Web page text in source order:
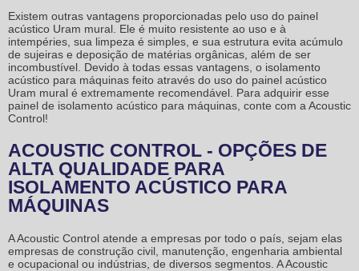
Existem outras vantagens proporcionadas pelo uso do painel
acústico Uram mural. Ele é muito resistente ao uso e à
intempéries, sua limpeza é simples, e sua estrutura evita acúmulo
de sujeiras e deposição de matérias orgânicas, além de ser
incombustível. Devido à todas essas vantagens, o isolamento
acústico para máquinas feito através do uso do painel acústico
Uram mural é extremamente recomendável. Para adquirir esse
painel de isolamento acústico para máquinas , conte com a Acoustic
Control!
ACOUSTIC CONTROL - OPÇÕES DE
ALTA QUALIDADE PARA
ISOLAMENTO ACÚSTICO PARA
MÁQUINAS
A Acoustic Control atende a empresas por todo o país, sejam elas
empresas de construção civil, manutenção, engenharia ambiental
e ocupacional ou indústrias, de diversos segmentos. A Acoustic